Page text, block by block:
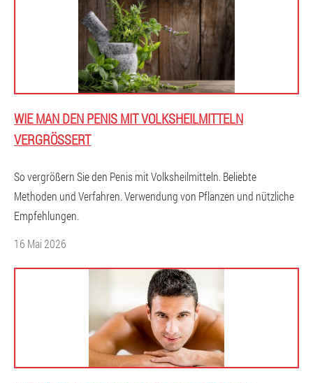
WIE MAN DEN PENIS MIT VOLKSHEILMITTELN
VERGRÖSSERT
So vergrößern Sie den Penis mit Volksheilmitteln. Beliebte
Methoden und Verfahren. Verwendung von Pflanzen und nützliche
Empfehlungen.
16 Mai 2026